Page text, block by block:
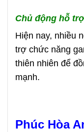
Chủ động hỗ
Hiện nay, nhiều
trợ chức năng
thiên nhiên để
mạnh.
Phúc Hòa